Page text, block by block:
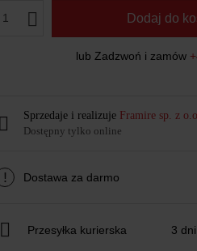
1 Dodaj do
lub Zadzwoń i zamów
Sprzedaje i realizuje Framire sp. z
Dostępny tylko online
! Dostawa za darmo
Przesyłka kurierska 3 dni